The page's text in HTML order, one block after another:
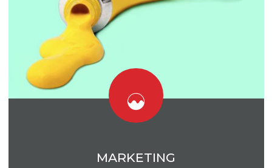
MARKETING